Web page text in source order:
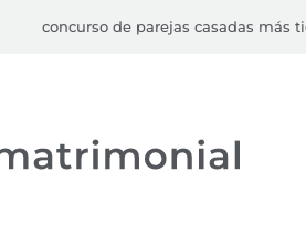
concurso de parejas casadas más